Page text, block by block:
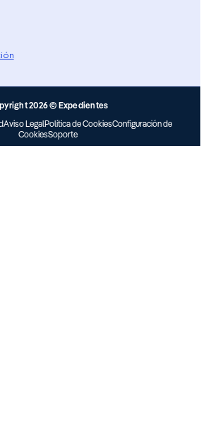
2026 © Expedientes
Aviso LegalPolítica de CookiesConfiguración de
CookiesSoporte